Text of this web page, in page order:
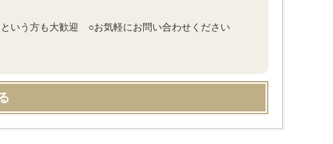
いう方も大歓迎 ○お気軽にお問い合わせください